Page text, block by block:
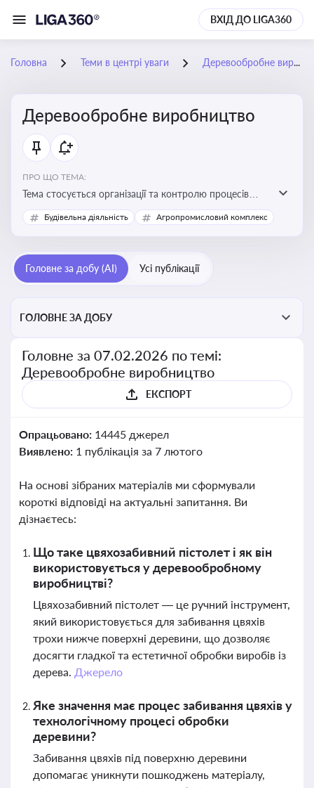
ВХІД ДО LIGA360
Головна Теми в центрі уваги Деревообробне виробництво
Деревообробне виробництво
ПРО ЩО ТЕМА:
Тема стосується організації та контролю процесів
переробки деревини, дотримання технічних
стандартів, екологічних вимог і безпеки праці на
Будівельна діяльність Агропромисловий комплекс
Головне за добу (AI) Усі публікації
ГОЛОВНЕ ЗА ДОБУ
Головне за 07.02.2026 по темі:
Деревообробне виробництво
ЕКСПОРТ
Опрацьовано: 14445 джерел
Виявлено: 1 публікація за 7 лютого
На основі зібраних матеріалів ми сформували
короткі відповіді на актуальні запитання. Ви
дізнаєтесь:
Що таке цвяхозабивний пістолет і як він
використовується у деревообробному
виробництві?
Цвяхозабивний пістолет — це ручний інструмент,
який використовується для забивання цвяхів
трохи нижче поверхні деревини, що дозволяє
досягти гладкої та естетичної обробки виробів із
дерева. Джерело
Яке значення має процес забивання цвяхів у
технологічному процесі обробки
деревини?
Забивання цвяхів під поверхню деревини
допомагає уникнути пошкоджень матеріалу,